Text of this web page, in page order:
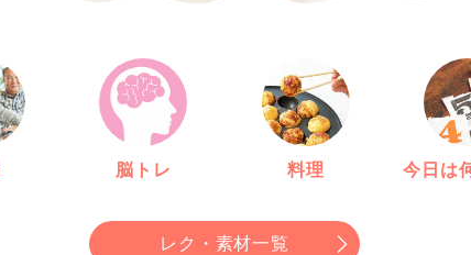
脳トレ 料理 今日は
レク・素材一覧